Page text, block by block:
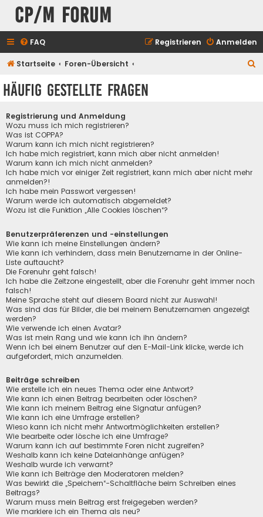
CP/M Forum
FAQ Anmelden
Registrieren
Startseite Foren-Übersicht
Häufig gestellte Fragen
Registrierung und Anmeldung
Wozu muss ich mich registrieren?
Was ist COPPA?
Warum kann ich mich nicht registrieren?
Ich habe mich registriert, kann mich aber nicht anmelden!
Warum kann ich mich nicht anmelden?
Ich habe mich vor einiger Zeit registriert, kann mich aber nicht mehr
anmelden?!
Ich habe mein Passwort vergessen!
Warum werde ich automatisch abgemeldet?
Wozu ist die Funktion „Alle Cookies löschen“?
Benutzerpräferenzen und -einstellungen
Wie kann ich meine Einstellungen ändern?
Wie kann ich verhindern, dass mein Benutzername in der Online-
Liste auftaucht?
Die Forenuhr geht falsch!
Ich habe die Zeitzone eingestellt, aber die Forenuhr geht immer noch
falsch!
Meine Sprache steht auf diesem Board nicht zur Auswahl!
Was sind das für Bilder, die bei meinem Benutzernamen angezeigt
werden?
Wie verwende ich einen Avatar?
Was ist mein Rang und wie kann ich ihn ändern?
Wenn ich bei einem Benutzer auf den E-Mail-Link klicke, werde ich
aufgefordert, mich anzumelden.
Beiträge schreiben
Wie erstelle ich ein neues Thema oder eine Antwort?
Wie kann ich einen Beitrag bearbeiten oder löschen?
Wie kann ich meinem Beitrag eine Signatur anfügen?
Wie kann ich eine Umfrage erstellen?
Wieso kann ich nicht mehr Antwortmöglichkeiten erstellen?
Wie bearbeite oder lösche ich eine Umfrage?
Warum kann ich auf bestimmte Foren nicht zugreifen?
Weshalb kann ich keine Dateianhänge anfügen?
Weshalb wurde ich verwarnt?
Wie kann ich Beiträge den Moderatoren melden?
Was bewirkt die „Speichern“-Schaltfläche beim Schreiben eines
Beitrags?
Warum muss mein Beitrag erst freigegeben werden?
Wie markiere ich ein Thema als neu?